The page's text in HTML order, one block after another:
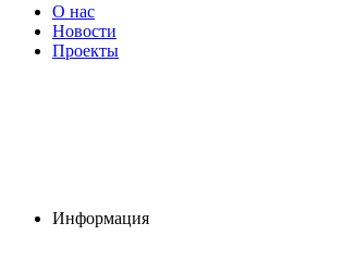
О нас
Новости
Проекты
Информация